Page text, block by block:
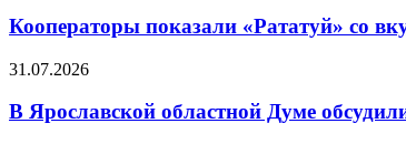
Кооператоры показали «Рататуй» со
31.07.2026
В Ярославской областной Думе